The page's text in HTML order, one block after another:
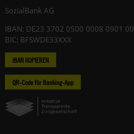
SozialBank AG
IBAN: DE23 3702 0500 0008 0901 00
BIC: BFSWDE33XXX
IBAN KOPIEREN
QR-Code für Banking-App